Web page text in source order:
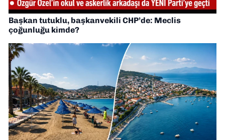
Başkan tutuklu, başkanvekili CHP’de: Meclis
çoğunluğu kimde?